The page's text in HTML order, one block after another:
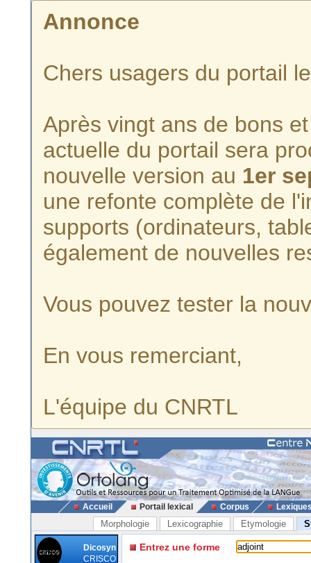
Annonce
Chers usagers du portail
Après vingt ans de bons
actuelle du portail sera
nouvelle version au 1er
une refonte complète de
supports (ordinateurs,
également de nouvelles
Vous pouvez tester la
En vous remerciant,
L'équipe du CNRTL
Accueil Portail lexical Corpus
Morphologie Lexicographie Etymologie
Dicosyn
CRISCO
Entrez une forme